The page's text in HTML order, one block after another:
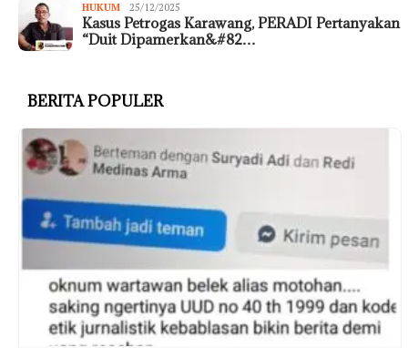
HUKUM 25/12/2025
Kasus Petrogas Karawang, PERADI Pertanyakan
“Duit Dipamerkan&#82…
BERITA POPULER